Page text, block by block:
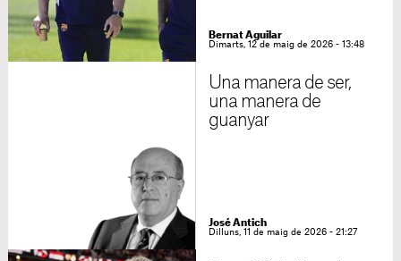
Bernat Aguilar
Dimarts, 12 de maig de 2026 - 13:48
Una manera de ser,
una manera de
guanyar
José Antich
Dilluns, 11 de maig de 2026 - 21:27